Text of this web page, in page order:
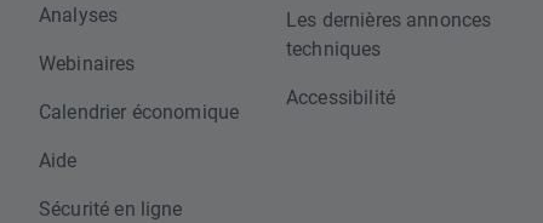
Analyses
Webinaires
Calendrier économique
Aide
Sécurité en ligne
Les dernières annonces
techniques
Accessibilité